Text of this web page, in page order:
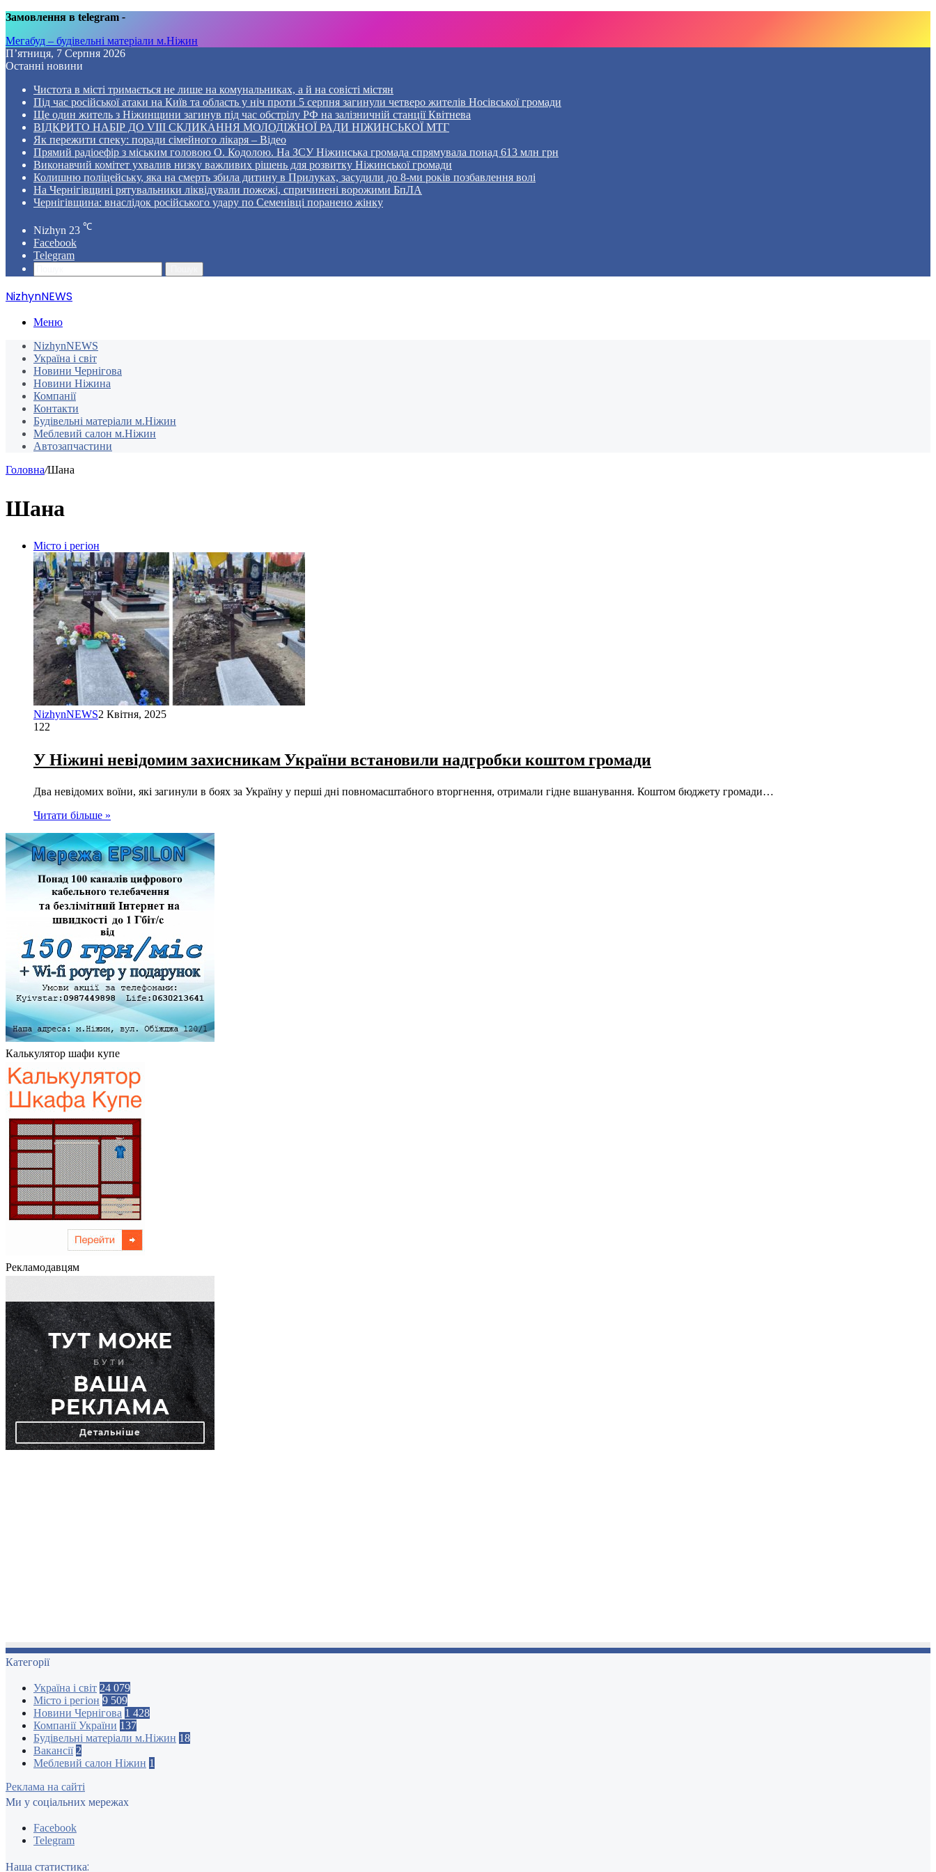
Замовлення в telegram -
Мегабуд – будівельні матеріали м.Ніжин
П’ятниця, 7 Серпня 2026
Останні новини
Чистота в місті тримається не лише на комунальниках, а й на совісті містян
Під час російської атаки на Київ та область у ніч проти 5 серпня загинули четверо жителів Носівської громади
Ще один житель з Ніжинщини загинув під час обстрілу РФ на залізничній станції Квітнева
ВІДКРИТО НАБІР ДО VIII СКЛИКАННЯ МОЛОДІЖНОЇ РАДИ НІЖИНСЬКОЇ МТГ
Як пережити спеку: поради сімейного лікаря – Відео
Прямий радіоефір з міським головою О. Кодолою. На ЗСУ Ніжинська громада спрямувала понад 613 млн грн
Виконавчий комітет ухвалив низку важливих рішень для розвитку Ніжинської громади
Колишню поліцейську, яка на смерть збила дитину в Прилуках, засудили до 8-ми років позбавлення волі
На Чернігівщині рятувальники ліквідували пожежі, спричинені ворожими БпЛА
Чернігівщина: внаслідок російського удару по Семенівці поранено жінку
Nizhyn 23 ℃
Facebook
Telegram
NizhynNEWS
Меню
NizhynNEWS
Україна і світ
Новини Чернігова
Новини Ніжина
Компанії
Контакти
Будівельні матеріали м.Ніжин
Меблевий салон м.Ніжин
Автозапчастини
Головна/Шана
Шана
Місто і регіон
NizhynNEWS2 Квітня, 2025
122
У Ніжині невідомим захисникам України встановили надгробки коштом громади
Два невідомих воїни, які загинули в боях за Україну у перші дні повномасштабного вторгнення, отримали гідне вшанування. Коштом бюджету громади…
Читати більше »
Калькулятор шафи купе
Рекламодавцям
Категорії
Україна і світ 24 079
Місто і регіон 9 509
Новини Чернігова 1 428
Компанії України 137
Будівельні матеріали м.Ніжин 18
Вакансії 2
Меблевий салон Ніжин 1
Реклама на сайті
Ми у соціальних мережах
Facebook
Telegram
Наша статистика: